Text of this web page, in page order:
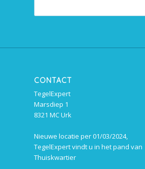
CONTACT
TegelExpert
Marsdiep 1
8321 MC Urk
Nieuwe locatie per 01/03/2024,
TegelExpert vindt u in het pand van
Thuiskwartier